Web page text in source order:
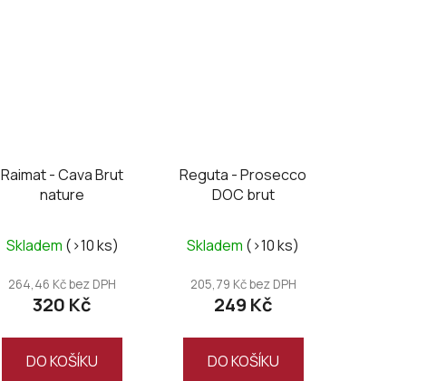
Raimat - Cava Brut
nature
Skladem (>10 ks)
264,46 Kč bez DPH
320 Kč
DO KOŠÍKU
Reguta - Prosecco
DOC brut
hodnocení
produktu
je
z
Skladem (>10 ks)
205,79 Kč bez DPH
249 Kč
DO KOŠÍKU